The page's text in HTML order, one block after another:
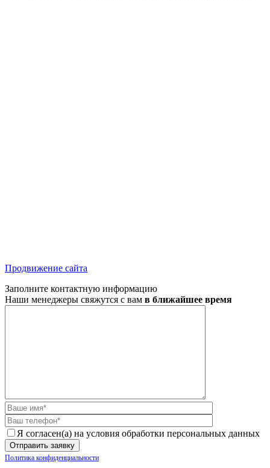
Продвижение сайта
Заполните контактную информацию
Наши менеджеры свяжутся с вам в ближайшее время
Я согласен(а) на условия обработки персональных данных
Политика конфиденциальности